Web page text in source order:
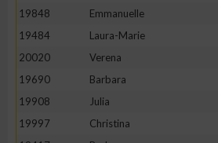
19848
Emmanuelle
19484
Laura-Marie
20020
Verena
19690
Barbara
19908
Julia
19997
Christina
Funktional